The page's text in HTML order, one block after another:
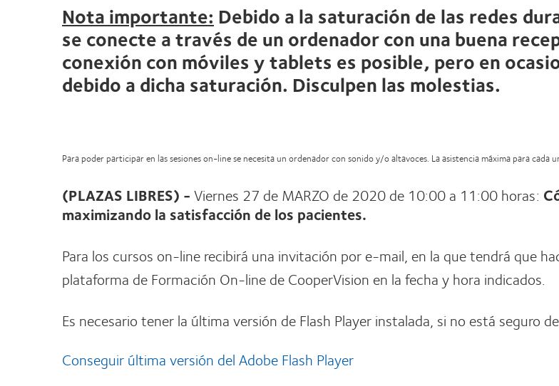
Nota importante: Debido a la saturación de las redes
se conecte a través de un ordenador con una buena
conexión con móviles y tablets es posible, pero en
debido a dicha saturación. Disculpen las molestias.
Para poder participar en las sesiones on-line se necesita un ordenador con sonido y/o altavoces. La asistencia máxima para cada
(PLAZAS LIBRES) -Viernes 27 de MARZO de 2020 de 10:00 a 11:00 horas:
maximizando la satisfacción de los pacientes.
Para los cursos on-line recibirá una invitación por e-mail, en la que tendrá que
plataforma de Formación On-line de CooperVision en la fecha y hora indicados.
Es necesario tener la última versión de Flash Player instalada, si no está seguro
Conseguir última versión del Adobe Flash Player